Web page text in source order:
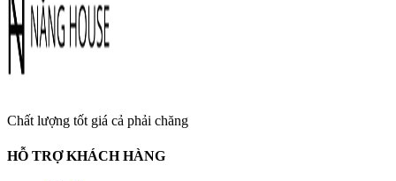
Chất lượng tốt giá cả phải chăng
HỖ TRỢ KHÁCH HÀNG